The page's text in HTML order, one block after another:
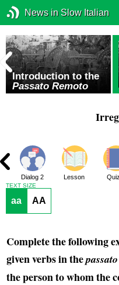
News in Slow Italian
Introduction to the
Passato Remoto
Dialog 2 Lesson
TEXT SIZE
aa AA
Complete the following
given verbs in the
the person to whom the